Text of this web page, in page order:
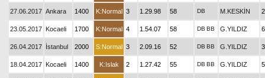
27.06.2017 Ankara 1400 K:Normal 3 1.29.98 58 DB M.KESKİN 2
23.05.2017 Kocaeli 1700 K:Normal 4 1.54.07 58 DB BB G.YILDIZ 6
26.04.2017 İstanbul 2000 S:Normal 3 2.09.16 52 DB BB G.YILDIZ 3
18.04.2017 Kocaeli 1400 K:Islak 2 1.27.42 55 DB BB G.YILDIZ 5